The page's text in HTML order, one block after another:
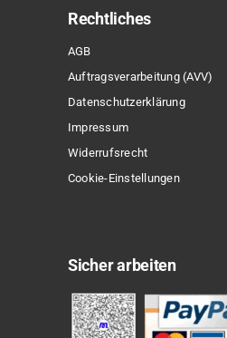
Rechtliches
AGB
Auftragsverarbeitung (AVV)
Datenschutzerklärung
Impressum
Widerrufsrecht
Cookie-Einstellungen
Sicher arbeiten